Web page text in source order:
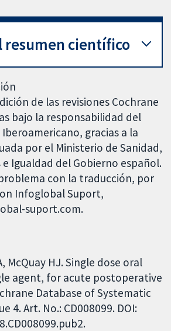
resumen científico
de las revisiones Cochrane
bajo la responsabilidad del
gracias a la
por el Ministerio de Sanidad,
e Igualdad del Gobierno español.
con la traducción, por
Infoglobal Suport,
suport.com.
McQuay HJ. Single dose oral
agent, for acute postoperative
Database of Systematic
4. Art. No.: CD008099. DOI: